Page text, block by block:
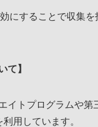
にすることで収集
て】
イトプログラムや第
用しています。